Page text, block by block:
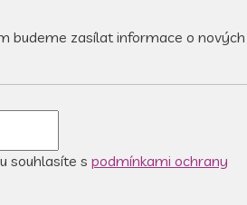
budeme zasílat informace o
souhlasíte s podmínkami ochrany